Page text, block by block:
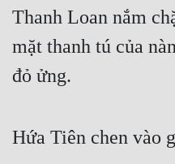
Thanh Loan nắm
mặt thanh tú của
đỏ ửng.
Hứa Tiên chen vào